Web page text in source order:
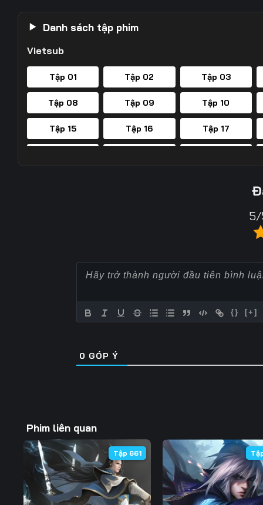
Danh sách tập phim
Vietsub
Tập 01 Tập 02 Tập 03
Tập 08 Tập 09 Tập 10
Tập 15 Tập 16 Tập 17
Tập 65 Tập 66
Tập 99 Tập 100 Tập 101
Tập 106 Tập 107 Tập 108
Tập 113 Tập 114 Tập 115
5/
{} [+]
0 GÓP Ý
Phim liên quan
Tập 661